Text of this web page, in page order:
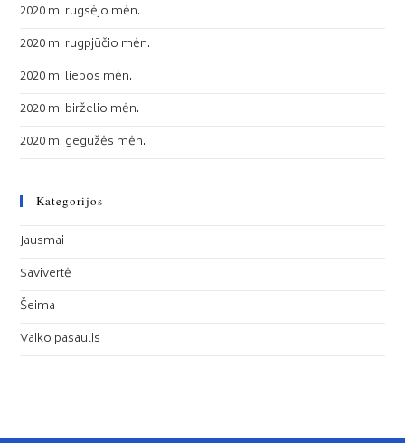
2020 m. rugsėjo mėn.
2020 m. rugpjūčio mėn.
2020 m. liepos mėn.
2020 m. birželio mėn.
2020 m. gegužės mėn.
Kategorijos
Jausmai
Savivertė
Šeima
Vaiko pasaulis